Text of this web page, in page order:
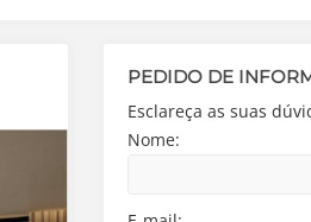
PEDIDO DE
Esclareça as suas
Nome: